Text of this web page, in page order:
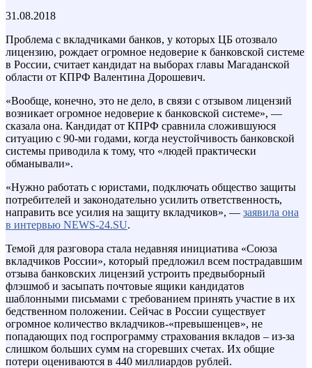
31.08.2018
Проблема с вкладчиками банков, у которых ЦБ отозвало
лицензию, рождает огромное недоверие к банковской системе
в России, считает кандидат на выборах главы Магаданской
области от КПРФ Валентина Дорошевич.
«Вообще, конечно, это не дело, в связи с отзывом лицензий
возникает огромное недоверие к банковской системе», —
сказала она. Кандидат от КПРФ сравнила сложившуюся
ситуацию с 90-ми годами, когда неустойчивость банковской
системы приводила к тому, что «людей практически
обманывали».
«Нужно работать с юристами, подключать общество защиты
потребителей и законодательно усилить ответственность,
направить все усилия на защиту вкладчиков», — заявила она
в интервью NEWS-24.SU.
Темой для разговора стала недавняя инициатива «Союза
вкладчиков России», который предложил всем пострадавшим
отзыва банковских лицензий устроить предвыборный
флэшмоб и засыпать почтовые ящики кандидатов
шаблонными письмами с требованием принять участие в их
бедственном положении. Сейчас в России существует
огромное количество вкладчиков-«превышенцев», не
попадающих под госпрограмму страхования вкладов – из-за
слишком больших сумм на сгоревших счетах. Их общие
потери оцениваются в 440 миллиардов рублей.